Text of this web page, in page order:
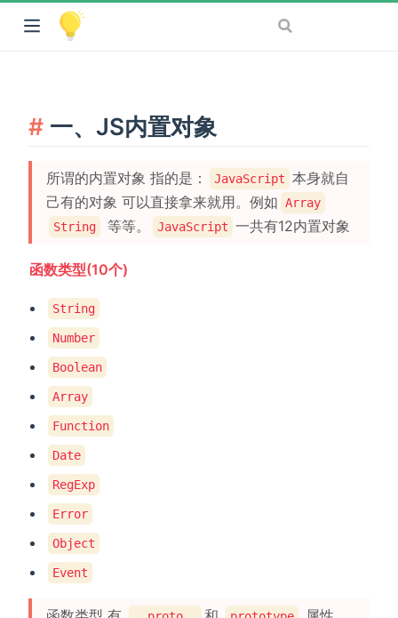
一、JS内置对象
所谓的内置对象 指的是： JavaScript 本身就自
己有的对象 可以直接拿来就用。例如 Array
String
等等。 JavaScript 一共有12内置对象
函数类型(10个)
String
Number
Boolean
Array
Function
Date
RegExp
Error
Object
Event